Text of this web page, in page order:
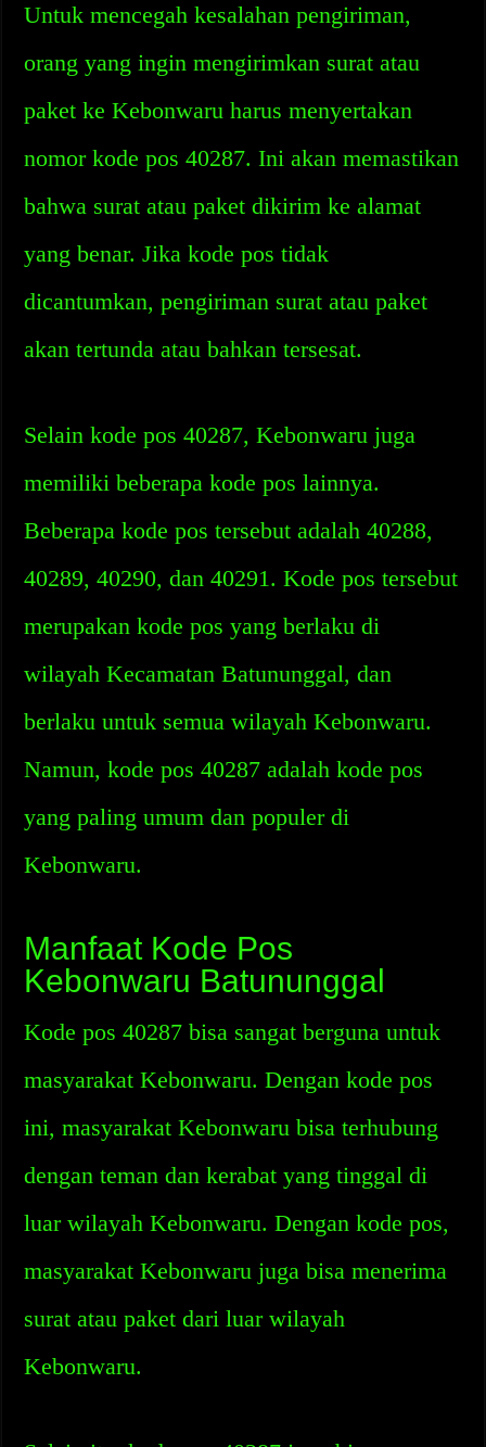
Untuk mencegah kesalahan pengiriman,
orang yang ingin mengirimkan surat atau
paket ke Kebonwaru harus menyertakan
nomor kode pos 40287. Ini akan memastikan
bahwa surat atau paket dikirim ke alamat
yang benar. Jika kode pos tidak
dicantumkan, pengiriman surat atau paket
akan tertunda atau bahkan tersesat.
Selain kode pos 40287, Kebonwaru juga
memiliki beberapa kode pos lainnya.
Beberapa kode pos tersebut adalah 40288,
40289, 40290, dan 40291. Kode pos tersebut
merupakan kode pos yang berlaku di
wilayah Kecamatan Batununggal, dan
berlaku untuk semua wilayah Kebonwaru.
Namun, kode pos 40287 adalah kode pos
yang paling umum dan populer di
Kebonwaru.
Manfaat Kode Pos
Kebonwaru Batununggal
Kode pos 40287 bisa sangat berguna untuk
masyarakat Kebonwaru. Dengan kode pos
ini, masyarakat Kebonwaru bisa terhubung
dengan teman dan kerabat yang tinggal di
luar wilayah Kebonwaru. Dengan kode pos,
masyarakat Kebonwaru juga bisa menerima
surat atau paket dari luar wilayah
Kebonwaru.